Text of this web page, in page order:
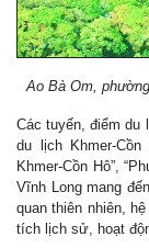
Ao Bà Om,
Các tuyến, điểm du
du lịch Khmer-
Khmer-Cồn Hô”,
Vĩnh Long mang
quan thiên nhiên,
tích lịch sử, hoạt